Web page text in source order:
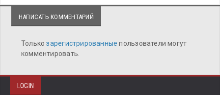
НАПИСАТЬ КОММЕНТАРИЙ
Толькозарегистрированныепользователи могут
комментировать.
LOGIN